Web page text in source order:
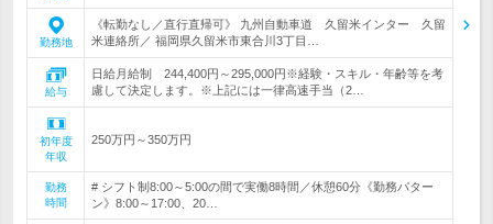
勤務地
《転勤なし／直行直帰可》 九州自動車道 久留米インター 久留
米連絡所／ 福岡県久留米市東合川3丁目…
給与
日給月給制 244,400円～295,000円※経験・スキル・年齢等を考
慮して決定します。※上記には一律高速手当（2…
初年度
年収
250万円～350万円
勤務
時間
# シフト制8:00～5:00の間で実働8時間／休憩60分《勤務パター
ン》8:00～17:00、20…